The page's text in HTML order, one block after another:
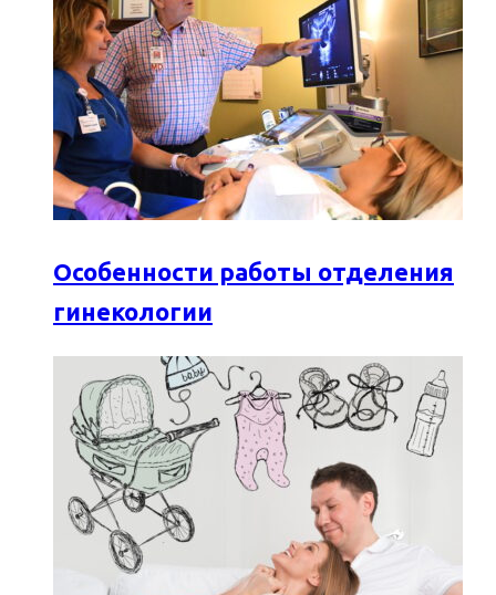
Особенности работы отделения
гинекологии